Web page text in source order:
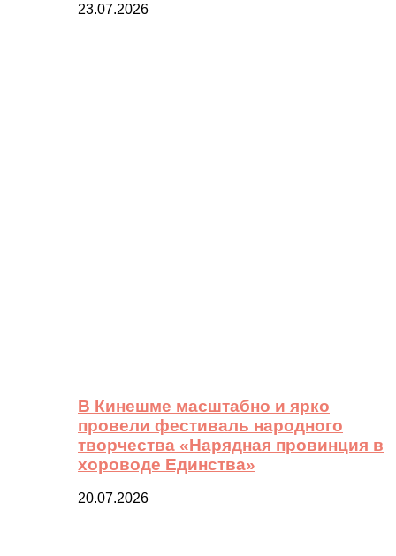
23.07.2026
В Кинешме масштабно и ярко
провели фестиваль народного
творчества «Нарядная провинция в
хороводе Единства»
20.07.2026